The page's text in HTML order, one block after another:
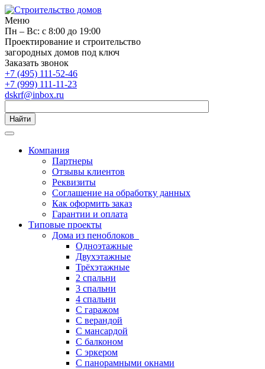
Меню
Пн – Вс: с 8:00 до 19:00
Проектирование и строительство
загородных домов под ключ
Заказать звонок
+7 (495) 111-52-46
+7 (999) 111-11-23
dskrf@inbox.ru
Найти
Компания
Партнеры
Отзывы клиентов
Реквизиты
Соглашение на обработку данных
Как оформить заказ
Гарантии и оплата
Типовые проекты
Дома из пеноблоков
Одноэтажные
Двухэтажные
Трёхэтажные
2 спальни
3 спальни
4 спальни
С гаражом
С верандой
С мансардой
С балконом
C эркером
С панорамными окнами